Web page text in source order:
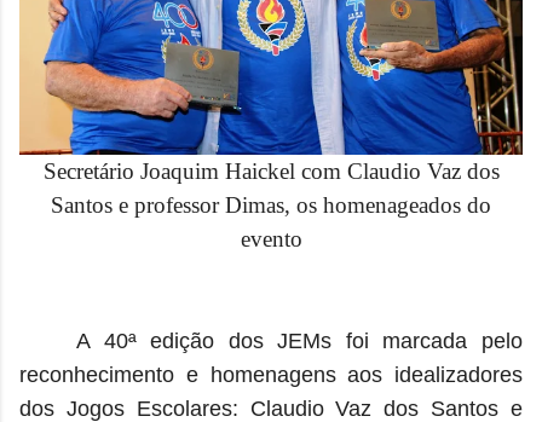
Secretário Joaquim Haickel com Claudio Vaz dos
Santos e professor Dimas, os homenageados do
evento
A 40ª edição dos JEMs foi marcada pelo
reconhecimento e homenagens aos idealizadores
dos Jogos Escolares: Claudio Vaz dos Santos e